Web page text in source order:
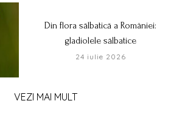
Din flora sălbatică a României:
gladiolele sălbatice
24 iulie 2026
VEZI MAI MULT